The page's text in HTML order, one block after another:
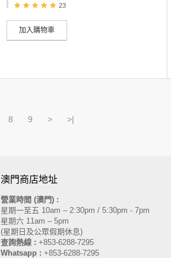
23
加入購物車
8 9 > >|
澳門商店地址
營業時間 (澳門) :
星期一至五 10am – 2:30pm / 5:30pm - 7pm
星期六 11am – 5pm
(星期日及公眾假期休息)
查詢熱線 : +853-6288-7295
Whatsapp : +853-6288-7295